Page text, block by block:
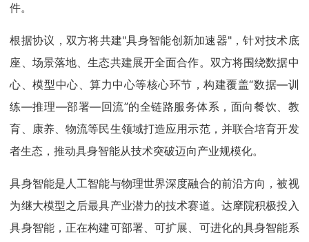
件。
根据协议，双方将共建"具身智能创新加速器"，针对技术底
座、场景落地、生态共建展开全面合作。双方将围绕数据中
心、模型中心、算力中心等核心环节，构建覆盖“数据—训
练—推理—部署—回流”的全链路服务体系，面向餐饮、教
育、康养、物流等民生领域打造应用示范，并联合培育开发
者生态，推动具身智能从技术突破迈向产业规模化。
具身智能是人工智能与物理世界深度融合的前沿方向，被视
为继大模型之后最具产业潜力的技术赛道。达摩院积极投入
具身智能，正在构建可部署、可扩展、可进化的具身智能系